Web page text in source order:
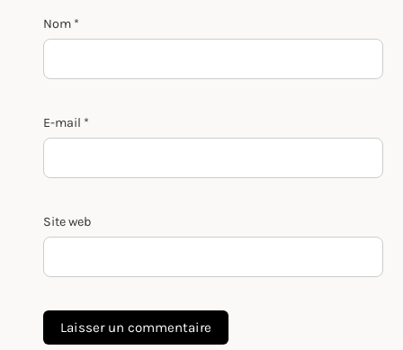
Nom *
E-mail *
Site web